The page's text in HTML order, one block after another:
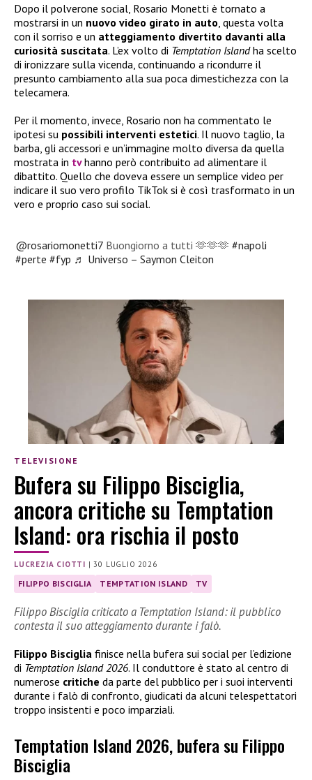
Dopo il polverone social, Rosario Monetti è tornato a
mostrarsi in un nuovo video girato in auto , questa volta
con il sorriso e un atteggiamento divertito davanti alla
curiosità suscitata. L’ex volto di Temptation Islandha scelto
di ironizzare sulla vicenda, continuando a ricondurre il
presunto cambiamento alla sua poca dimestichezza con la
telecamera.
Per il momento, invece, Rosario non ha commentato le
ipotesi su possibili interventi estetici. Il nuovo taglio, la
barba, gli accessori e un’immagine molto diversa da quella
mostrata in tvhanno però contribuito ad alimentare il
dibattito. Quello che doveva essere un semplice video per
indicare il suo vero profilo TikTok si è così trasformato in un
vero e proprio caso sui social.
@rosariomonetti7 Buongiorno a tutti 🫶🫶🫶#napoli
#perte #fyp ♬ Universo – Saymon Cleiton
TELEVISIONE
Bufera su Filippo Bisciglia,
ancora critiche su Temptation
Island: ora rischia il posto
LUCREZIA CIOTTI |30 LUGLIO 2026
FILIPPO BISCIGLIA TEMPTATION ISLAND TV
Filippo Bisciglia criticato a Temptation Island: il pubblico
contesta il suo atteggiamento durante i falò.
Filippo Bisciglia finisce nella bufera sui social per l’edizione
di Temptation Island 2026. Il conduttore è stato al centro di
numerose critiche da parte del pubblico per i suoi interventi
durante i falò di confronto, giudicati da alcuni telespettatori
troppo insistenti e poco imparziali.
Temptation Island 2026, bufera su Filippo
Bisciglia